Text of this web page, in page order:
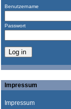
Benutzername
Passwort
Impressum
Impressum